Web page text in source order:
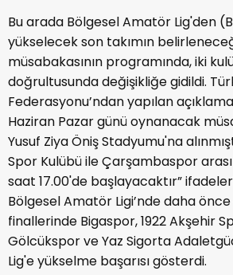
Bu arada Bölgesel Amatör Lig'den
yükselecek son takımın
müsabakasının programında, iki
doğrultusunda değişikliğe gidildi.
Federasyonu’ndan yapılan
Haziran Pazar günü oynanacak
Yusuf Ziya Öniş Stadyumu'na
Spor Kulübü ile Çarşambaspor
saat 17.00'de başlayacaktır”
Bölgesel Amatör Ligi’nde daha
finallerinde Bigaspor, 1922 Akşehir
Gölcükspor ve Yaz Sigorta
Lig'e yükselme başarısı gösterdi.